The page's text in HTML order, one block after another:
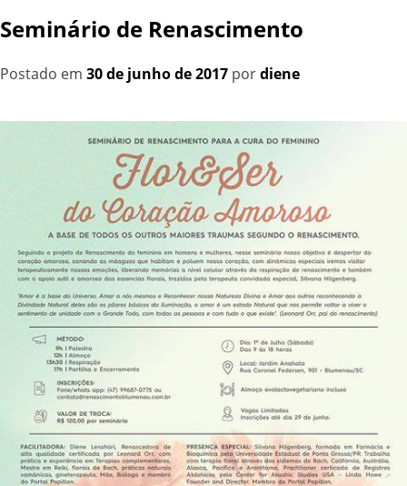
Seminário de Renascimento
Postado em 30 de junho de 2017 pordiene